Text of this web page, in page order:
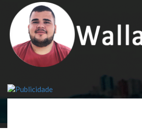
content